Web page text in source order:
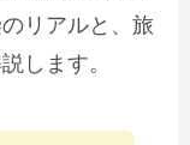
リアルと、旅
します。